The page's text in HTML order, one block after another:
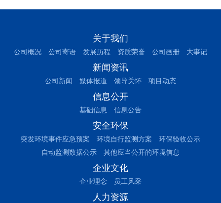
关于我们
公司概况 公司寄语 发展历程 资质荣誉 公司画册 大事记
新闻资讯
公司新闻 媒体报道 领导关怀 项目动态
信息公开
基础信息 信息公告
安全环保
突发环境事件应急预案 环境自行监测方案
环保验收公示
自动监测数据公示
其他应当公开的环境信息
企业文化
企业理念 员工风采
人力资源